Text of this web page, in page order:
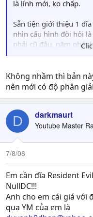
là lính mới, ko chấp.
Sẵn tiện giới thiệu 1
nhìn cấu hình đòi hỏi
phải cũ đâu, năm phát
Tên: Biohazard 3.
Phiên bản: dành cho
đẹp, không bị đứt
Thời gian phát hành:
Hãng sản xuất:
Khu vực:
Nhật
Ngôn ngữ: hầu hết
Không nhầm thì bản
nên mới có độ phân
D darkmaurt
Youtube Master
7/8/08
Em cần đĩa Resident
NullDC!!!
Anh cho em cái giá với
qua YM của em là